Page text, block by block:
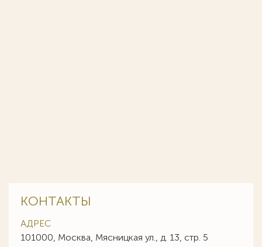
КОНТАКТЫ
АДРЕС
101000, Москва, Мясницкая ул., д. 13, стр. 5